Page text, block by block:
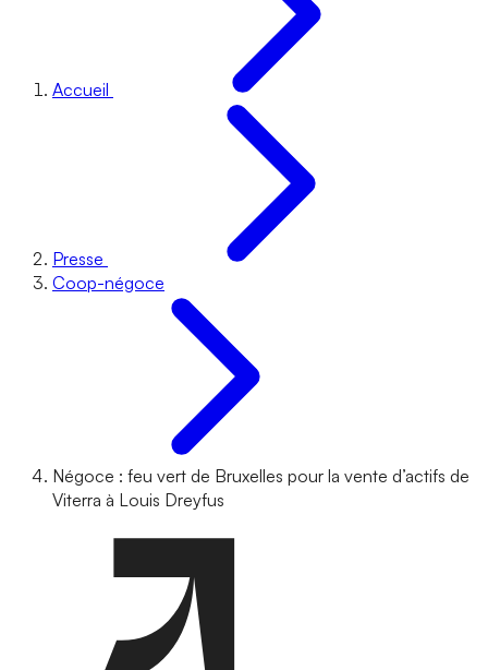
Accueil
Presse
Coop-négoce
Négoce : feu vert de Bruxelles pour la vente d’actifs de
Viterra à Louis Dreyfus